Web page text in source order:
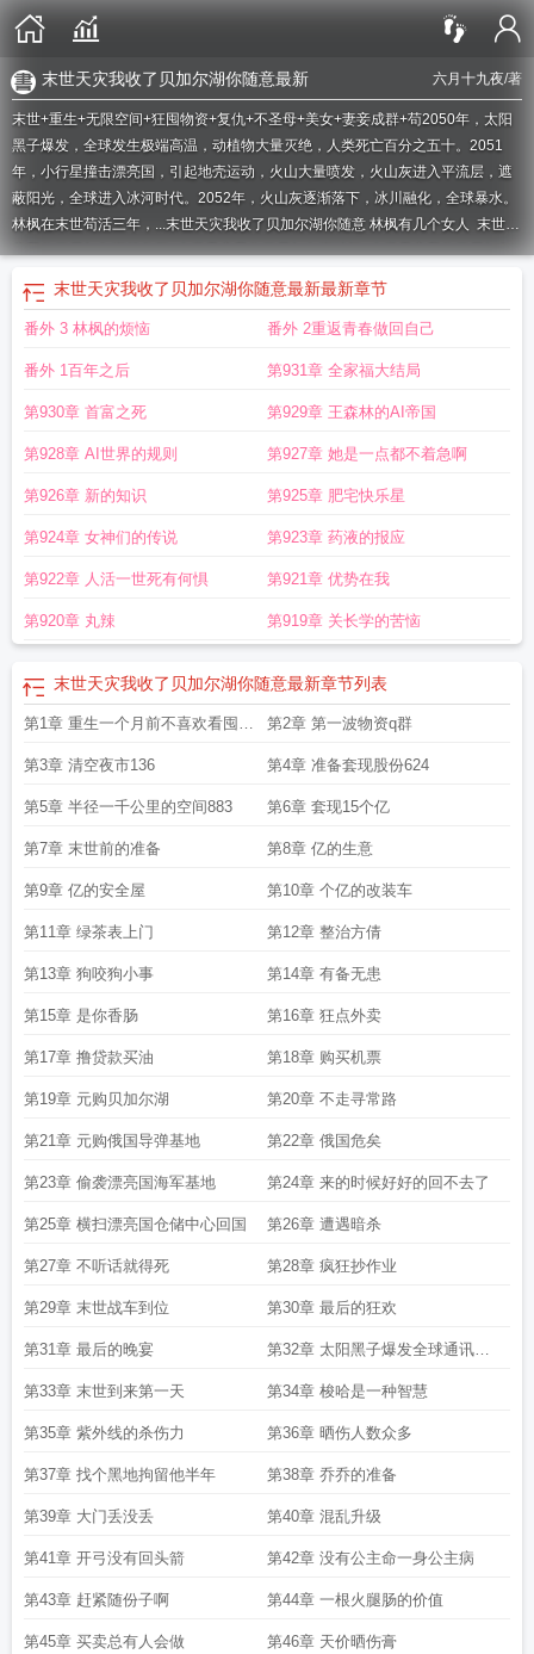
六月十九夜/著
末世天灾我收了贝加尔湖你随意最新
末世+重生+无限空间+狂囤物资+复仇+不圣母+美女+妻妾成群+苟2050年，太阳
黑子爆发，全球发生极端高温，动植物大量灭绝，人类死亡百分之五十。2051
年，小行星撞击漂亮国，引起地壳运动，火山大量喷发，火山灰进入平流层，遮
蔽阳光，全球进入冰河时代。2052年，火山灰逐渐落下，冰川融化，全球暴水。
林枫在末世苟活三年，...末世天灾我收了贝加尔湖你随意 林枫有几个女人 末世天
灾我收了贝加尔湖笔趣阁末世天灾我收了贝加尔湖叶枫末世天灾我收了贝加尔
湖你随意 作者六月十九夜
末世天灾我收了贝加尔湖你随意 第80章
了贝加尔湖你随意 第502章
了贝加尔湖你随意阅读
末世天灾我收了贝加尔湖你随意最新末世天灾我收了贝
尔湖你随意 男主都觉醒了什么能力
末世天灾我收了贝加尔湖你随意未删减
天灾我收了贝加尔湖你随意林枫
末世天灾我收了贝加尔湖你随意 六月十九夜
科末世天灾我收了贝加尔湖你随意68集末世天灾我收了贝加尔湖你随意 第578
章末世天灾我屯贝加尔湖
末世天灾我收了贝加尔湖你随意林枫 作者六月十九
收了贝加尔湖你随意 第51章
末世天灾我收了贝加尔湖你随意 男主觉醒了什么能
世天灾我收了贝加尔湖你随意 第513章
末世天灾我收了贝加尔湖你随意 第682
章末世天灾我收了贝加尔湖你随意作者六月十九夜末世天灾我收了贝加尔湖你
随意TXT百度
末世天灾我收了贝加尔湖你随意最新最新章节
番外 3 林枫的烦恼 番外 2重返青春做回自己
番外 1百年之后 第931章 全家福大结局
第930章 首富之死 第929章 王森林的AI帝国
第928章 AI世界的规则 第927章 她是一点都不着急啊
第926章 新的知识 第925章 肥宅快乐星
第924章 女神们的传说 第923章 药液的报应
第922章 人活一世死有何惧 第921章 优势在我
第920章 丸辣 第919章 关长学的苦恼
末世天灾我收了贝加尔湖你随意最新章节列表
第1章 重生一个月前不喜欢看囤物
资请跳32章末世到来篇
第2章 第一波物资q群
第3章 清空夜市136 第4章 准备套现股份624
第5章 半径一千公里的空间883 第6章 套现15个亿
第7章 末世前的准备 第8章 亿的生意
第9章 亿的安全屋 第10章 个亿的改装车
第11章 绿茶表上门 第12章 整治方倩
第13章 狗咬狗小事 第14章 有备无患
第15章 是你香肠 第16章 狂点外卖
第17章 撸贷款买油 第18章 购买机票
第19章 元购贝加尔湖 第20章 不走寻常路
第21章 元购俄国导弹基地 第22章 俄国危矣
第23章 偷袭漂亮国海军基地 第24章 来的时候好好的回不去了
第25章 横扫漂亮国仓储中心回国 第26章 遭遇暗杀
第27章 不听话就得死 第28章 疯狂抄作业
第29章 末世战车到位 第30章 最后的狂欢
第31章 最后的晚宴 第32章 太阳黑子爆发全球通讯瘫
痪
第33章 末世到来第一天 第34章 梭哈是一种智慧
第35章 紫外线的杀伤力 第36章 晒伤人数众多
第37章 找个黑地拘留他半年 第38章 乔乔的准备
第39章 大门丢没丢 第40章 混乱升级
第41章 开弓没有回头箭 第42章 没有公主命一身公主病
第43章 赶紧随份子啊 第44章 一根火腿肠的价值
第45章 买卖总有人会做 第46章 天价晒伤膏